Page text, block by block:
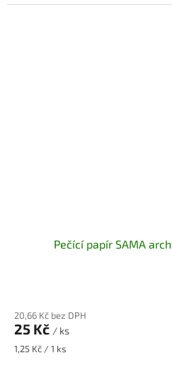
Pečící papír SAMA
20,66 Kč bez DPH
25 Kč / ks
Měrná
1,25 Kč / 1 ks